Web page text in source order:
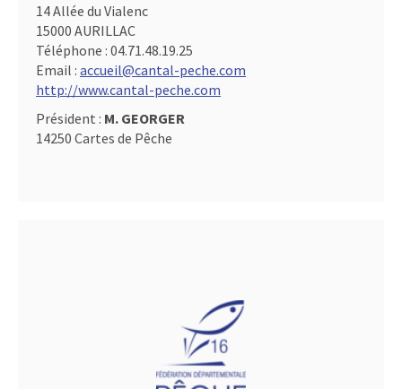
14 Allée du Vialenc
15000 AURILLAC
Téléphone : 04.71.48.19.25
Email : accueil@cantal-peche.com
http://www.cantal-peche.com
Président : M. GEORGER
14250 Cartes de Pêche